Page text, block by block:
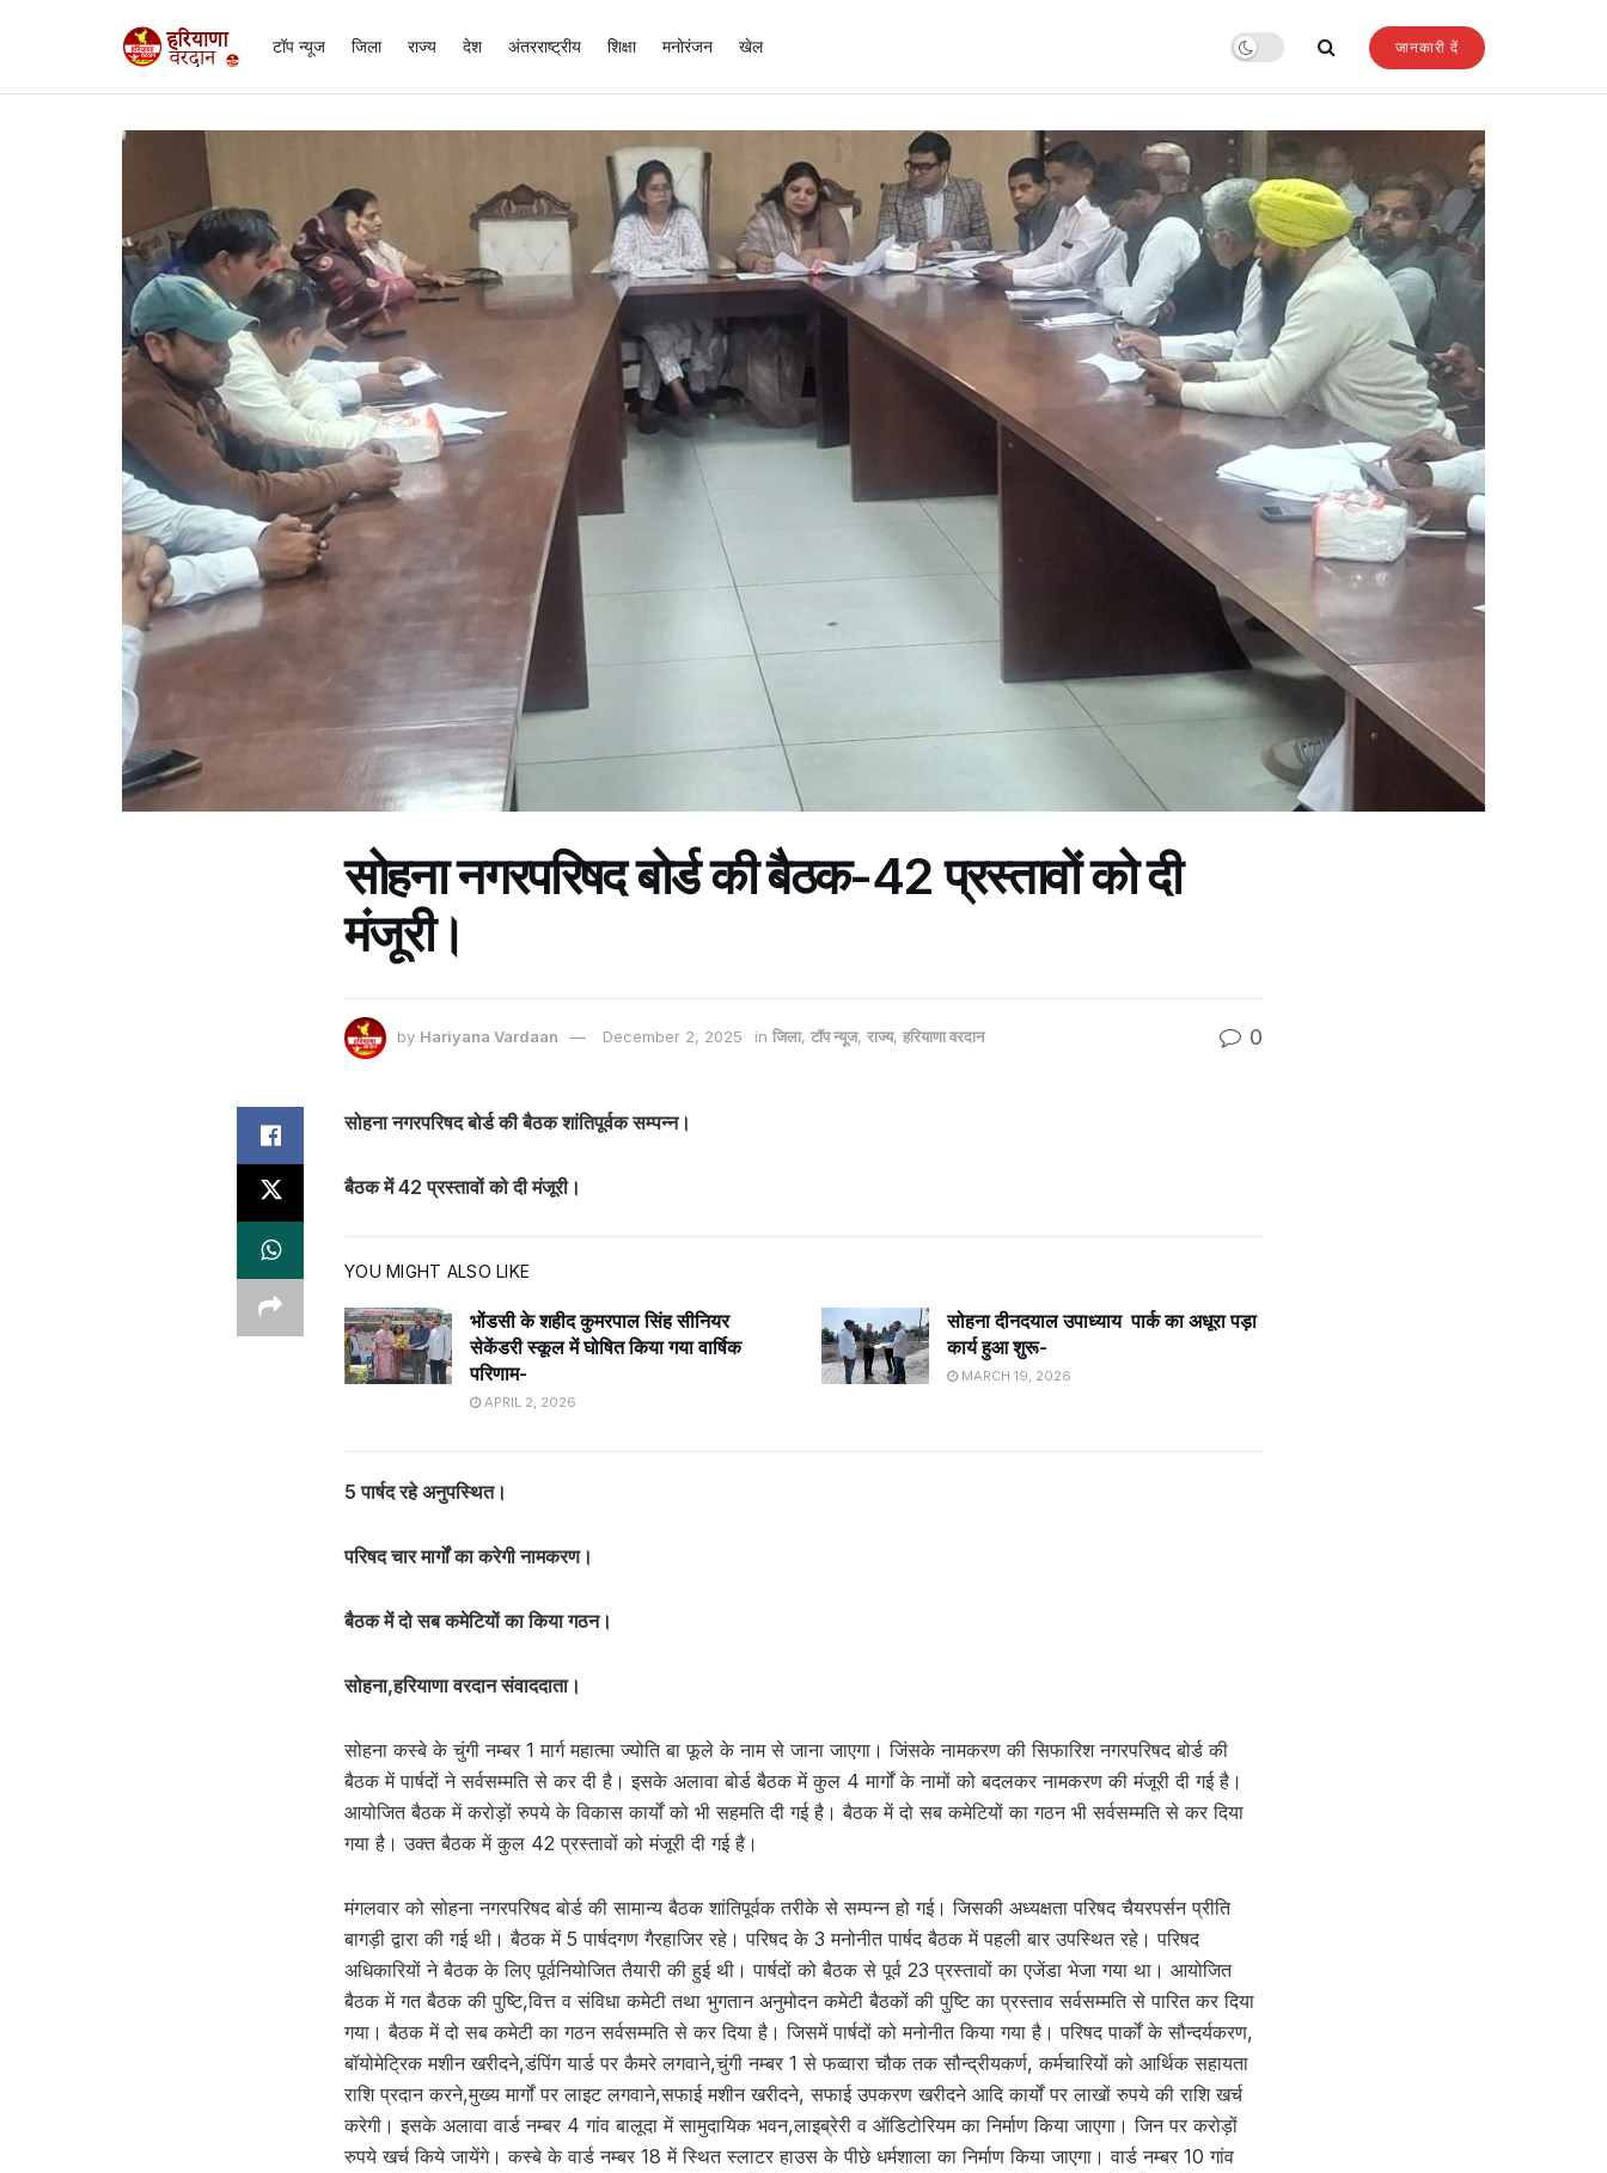
टॉप न्यूज जिला राज्य देश अंतरराष्ट्रीय शिक्षा मनोरंजन खेल जानकारी दें
सोहना नगरपरिषद बोर्ड की बैठक-42 प्रस्तावों को दी
मंजूरी।
by Hariyana Vardaan December 2, 2025 in जिला, टॉप न्यूज, राज्य, हरियाणा वरदान 0
सोहना नगरपरिषद बोर्ड की बैठक शांतिपूर्वक सम्पन्न।
बैठक में 42 प्रस्तावों को दी मंजूरी।
YOU MIGHT ALSO LIKE
भोंडसी के शहीद कुमरपाल सिंह सीनियर
सेकेंडरी स्कूल में घोषित किया गया वार्षिक
परिणाम-
APRIL 2, 2026
सोहना दीनदयाल उपाध्याय पार्क का अधूरा पड़ा
कार्य हुआ शुरू-
MARCH 19, 2026
5 पार्षद रहे अनुपस्थित।
परिषद चार मार्गों का करेगी नामकरण।
बैठक में दो सब कमेटियों का किया गठन।
सोहना,हरियाणा वरदान संवाददाता।
सोहना कस्बे के चुंगी नम्बर 1 मार्ग महात्मा ज्योति बा फूले के नाम से जाना जाएगा। जिंसके नामकरण की सिफारिश नगरपरिषद बोर्ड की
बैठक में पार्षदों ने सर्वसम्मति से कर दी है। इसके अलावा बोर्ड बैठक में कुल 4 मार्गों के नामों को बदलकर नामकरण की मंजूरी दी गई है।
आयोजित बैठक में करोड़ों रुपये के विकास कार्यों को भी सहमति दी गई है। बैठक में दो सब कमेटियों का गठन भी सर्वसम्मति से कर दिया
गया है। उक्त बैठक में कुल 42 प्रस्तावों को मंजूरी दी गई है।
मंगलवार को सोहना नगरपरिषद बोर्ड की सामान्य बैठक शांतिपूर्वक तरीके से सम्पन्न हो गई। जिसकी अध्यक्षता परिषद चैयरपर्सन प्रीति
बागड़ी द्वारा की गई थी। बैठक में 5 पार्षदगण गैरहाजिर रहे। परिषद के 3 मनोनीत पार्षद बैठक में पहली बार उपस्थित रहे। परिषद
अधिकारियों ने बैठक के लिए पूर्वनियोजित तैयारी की हुई थी। पार्षदों को बैठक से पूर्व 23 प्रस्तावों का एजेंडा भेजा गया था। आयोजित
बैठक में गत बैठक की पुष्टि,वित्त व संविधा कमेटी तथा भुगतान अनुमोदन कमेटी बैठकों की पुष्टि का प्रस्ताव सर्वसम्मति से पारित कर दिया
गया। बैठक में दो सब कमेटी का गठन सर्वसम्मति से कर दिया है। जिसमें पार्षदों को मनोनीत किया गया है। परिषद पार्कों के सौन्दर्यकरण,
बॉयोमेट्रिक मशीन खरीदने,डंपिंग यार्ड पर कैमरे लगवाने,चुंगी नम्बर 1 से फव्वारा चौक तक सौन्द्रीयकर्ण, कर्मचारियों को आर्थिक सहायता
राशि प्रदान करने,मुख्य मार्गों पर लाइट लगवाने,सफाई मशीन खरीदने, सफाई उपकरण खरीदने आदि कार्यों पर लाखों रुपये की राशि खर्च
करेगी। इसके अलावा वार्ड नम्बर 4 गांव बालूदा में सामुदायिक भवन,लाइब्रेरी व ऑडिटोरियम का निर्माण किया जाएगा। जिन पर करोड़ों
रुपये खर्च किये जायेंगे। कस्बे के वार्ड नम्बर 18 में स्थित स्लाटर हाउस के पीछे धर्मशाला का निर्माण किया जाएगा। वार्ड नम्बर 10 गांव